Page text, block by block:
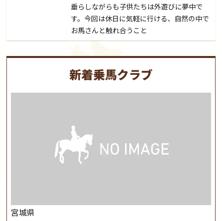
垂らしながらも子供たちは外遊びに夢中で
す。今回は休日に気軽に行ける、自然の中で
お馬さんと触れ合うこと
新着乗馬クラブ
宮城県